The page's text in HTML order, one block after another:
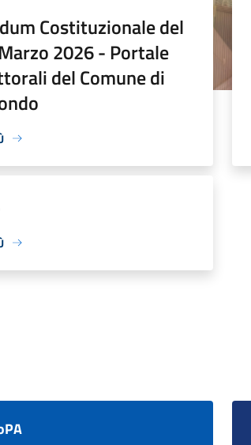
Costituzionale del
2026 - Portale
del Comune di